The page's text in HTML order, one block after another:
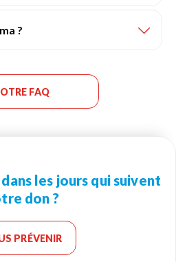
?
FAQ
les jours qui suivent
don ?
PRÉVENIR